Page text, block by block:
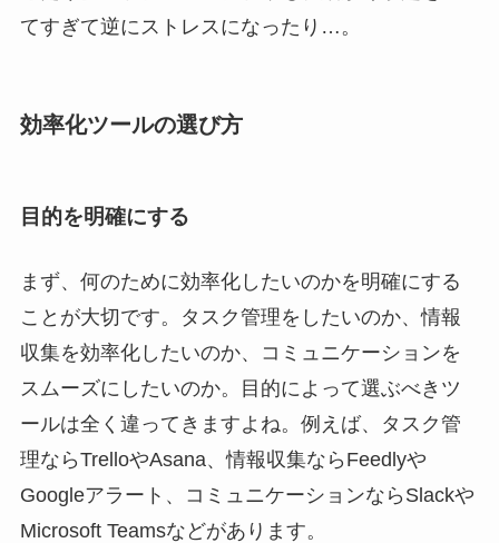
てすぎて逆にストレスになったり…。
効率化ツールの選び方
目的を明確にする
まず、何のために効率化したいのかを明確にする
ことが大切です。タスク管理をしたいのか、情報
収集を効率化したいのか、コミュニケーションを
スムーズにしたいのか。目的によって選ぶべきツ
ールは全く違ってきますよね。例えば、タスク管
理ならTrelloやAsana、情報収集ならFeedlyや
Googleアラート、コミュニケーションならSlackや
Microsoft Teamsなどがあります。